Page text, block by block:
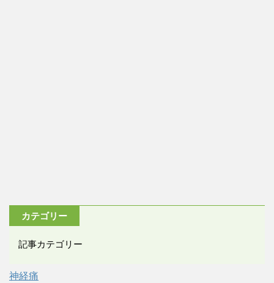
カテゴリー
記事カテゴリー
神経痛